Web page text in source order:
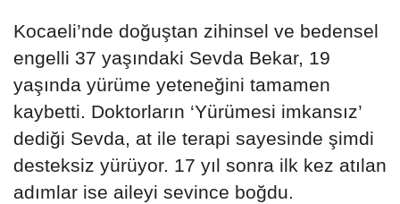
Kocaeli’nde doğuştan zihinsel ve bedensel
engelli 37 yaşındaki Sevda Bekar, 19
yaşında yürüme yeteneğini tamamen
kaybetti. Doktorların ‘Yürümesi imkansız’
dediği Sevda, at ile terapi sayesinde şimdi
desteksiz yürüyor. 17 yıl sonra ilk kez atılan
adımlar ise aileyi sevince boğdu.